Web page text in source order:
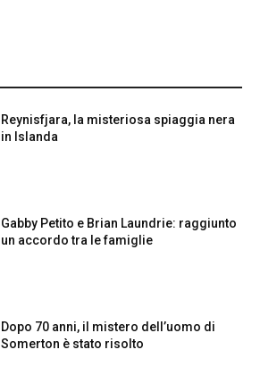
Reynisfjara, la misteriosa spiaggia nera
in Islanda
Gabby Petito e Brian Laundrie: raggiunto
un accordo tra le famiglie
Dopo 70 anni, il mistero dell’uomo di
Somerton è stato risolto